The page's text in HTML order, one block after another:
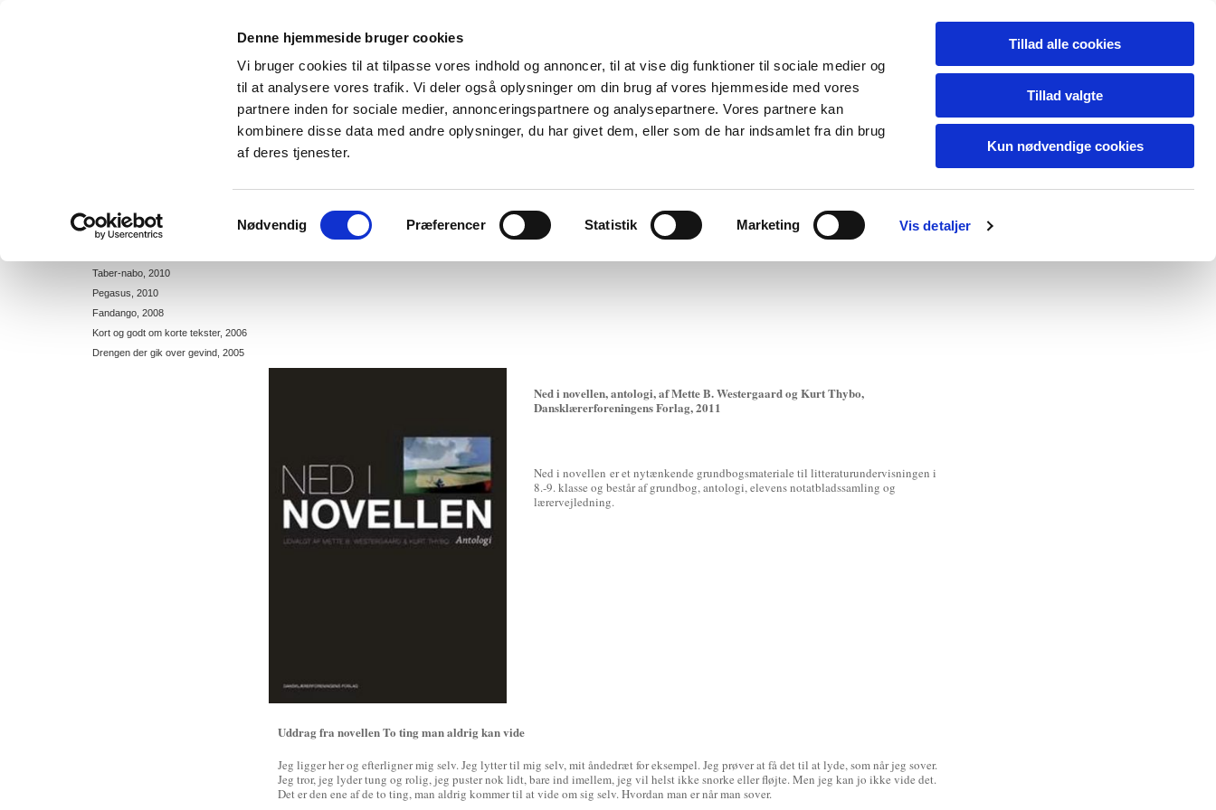
Denne hjemmeside bruger cookies
Vi bruger cookies til at tilpasse vores indhold og annoncer, til at vise dig funktioner til sociale medier og
til at analysere vores trafik. Vi deler også oplysninger om din brug af vores hjemmeside med vores
partnere inden for sociale medier, annonceringspartnere og analysepartnere. Vores partnere kan
kombinere disse data med andre oplysninger, du har givet dem, eller som de har indsamlet fra din brug
af deres tjenester.
Nødvendig Præferencer Statistik Marketing Vis detaljer
Tillad alle cookies
Tillad valgte
Kun nødvendige cookies
Dorthe de Neergaard - Forfatter
Bøger til voksne Bøger til børn og unge
Plot 6, 2014
Taber-nabo, 2010
Pegasus, 2010
Fandango, 2008
Kort og godt om korte tekster, 2006
Drengen der gik over gevind, 2005
Ned i novellen, antologi, af Mette B. Westergaard og Kurt Thybo,
Dansklærerforeningens Forlag, 2011
Ned i novellen er et nytænkende grundbogsmateriale til litteraturundervisningen i
8.-9. klasse og består af grundbog, antologi, elevens notatbladssamling og
lærervejledning.
Uddrag fra novellen To ting man aldrig kan vide
Jeg ligger her og efterligner mig selv. Jeg lytter til mig selv, mit åndedræt for eksempel. Jeg prøver at få det til at lyde, som når jeg sover.
Jeg tror, jeg lyder tung og rolig, jeg puster nok lidt, bare ind imellem, jeg vil helst ikke snorke eller fløjte. Men jeg kan jo ikke vide det.
Det er den ene af de to ting, man aldrig kommer til at vide om sig selv. Hvordan man er når man sover.